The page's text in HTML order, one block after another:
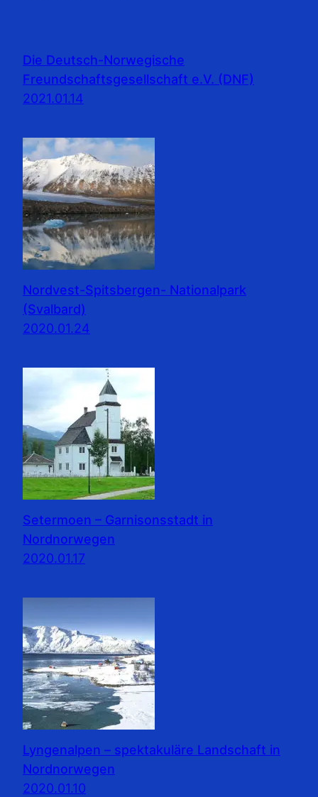
Die Deutsch-Norwegische
Freundschaftsgesellschaft e.V. (DNF)
2021.01.14
Nordvest-Spitsbergen- Nationalpark
(Svalbard)
2020.01.24
Setermoen – Garnisonsstadt in
Nordnorwegen
2020.01.17
Lyngenalpen – spektakuläre Landschaft in
Nordnorwegen
2020.01.10